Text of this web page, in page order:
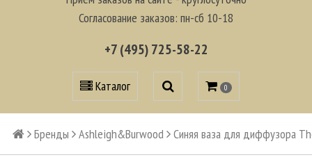
Согласование заказов: пн-сб 10-18
+7 (495) 725-58-22
Каталог 0
Бренды Ashleigh&Burwood Синяя ваза для диффузора